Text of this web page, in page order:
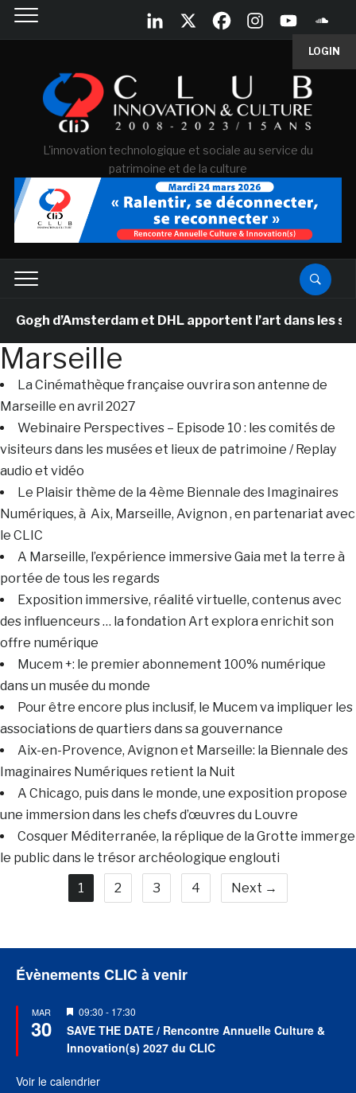
LOGIN
L'innovation technologique et sociale au service du
patrimoine et de la culture
d’Amsterdam et DHL apportent l’art dans les
Marseille
La Cinémathèque française ouvrira son antenne de
Marseille en avril 2027
Webinaire Perspectives – Episode 10 : les comités de
visiteurs dans les musées et lieux de patrimoine / Replay
audio et vidéo
Le Plaisir thème de la 4ème Biennale des Imaginaires
Numériques, à Aix, Marseille, Avignon , en partenariat avec
le CLIC
A Marseille, l’expérience immersive Gaia met la terre à
portée de tous les regards
Exposition immersive, réalité virtuelle, contenus avec
des influenceurs … la fondation Art explora enrichit son
offre numérique
Mucem +: le premier abonnement 100% numérique
dans un musée du monde
Pour être encore plus inclusif, le Mucem va impliquer les
associations de quartiers dans sa gouvernance
Aix-en-Provence, Avignon et Marseille: la Biennale des
Imaginaires Numériques retient la Nuit
A Chicago, puis dans le monde, une exposition propose
une immersion dans les chefs d’œuvres du Louvre
Cosquer Méditerranée, la réplique de la Grotte immerge
le public dans le trésor archéologique englouti
1
2 3 4 Next →
Évènements CLIC à venir
MAR
30
Mis
en
avant
09:30 - 17:30
SAVE THE DATE / Rencontre Annuelle Culture &
Innovation(s) 2027 du CLIC
Voir le calendrier